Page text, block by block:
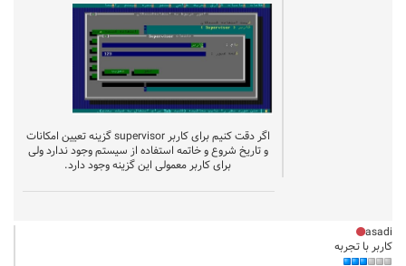
اگر دقت کنیم برای کاربر supervisor گزینه تعیین امکانات
و تاریخ شروع و خاتمه استفاده از سیستم وجود ندارد ولی
برای کاربر معمولی این گزینه وجود دارد.
asadi
کاربر با تجربه